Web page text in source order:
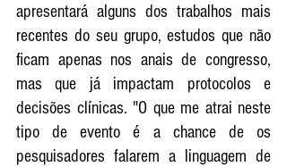
apresentará alguns dos trabalhos mais
recentes do seu grupo, estudos que não
ficam apenas nos anais de congresso,
mas que já impactam protocolos e
decisões clínicas. "O que me atrai neste
tipo de evento é a chance de os
pesquisadores falarem a linguagem de